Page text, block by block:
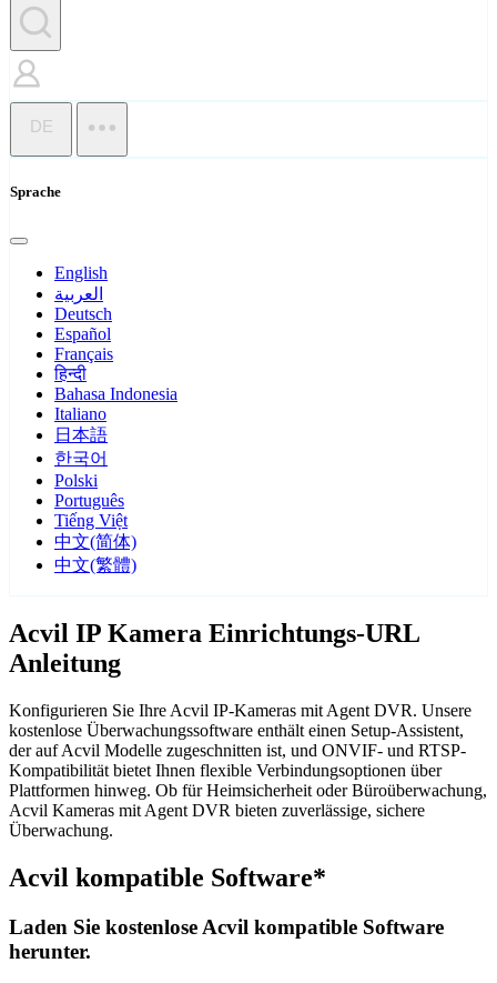
DE
Sprache
English
العربية
Deutsch
Español
Français
हिन्दी
Bahasa Indonesia
Italiano
日本語
한국어
Polski
Português
Tiếng Việt
中文(简体)
中文(繁體)
Acvil IP Kamera Einrichtungs-URL
Anleitung
Konfigurieren Sie Ihre Acvil IP-Kameras mit Agent DVR. Unsere
kostenlose Überwachungssoftware enthält einen Setup-Assistent,
der auf Acvil Modelle zugeschnitten ist, und ONVIF- und RTSP-
Kompatibilität bietet Ihnen flexible Verbindungsoptionen über
Plattformen hinweg. Ob für Heimsicherheit oder Büroüberwachung,
Acvil Kameras mit Agent DVR bieten zuverlässige, sichere
Überwachung.
Acvil kompatible Software*
Laden Sie kostenlose Acvil kompatible Software
herunter.